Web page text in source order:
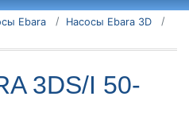
Ebara
Насосы Ebara 3D
3DS/I 50-